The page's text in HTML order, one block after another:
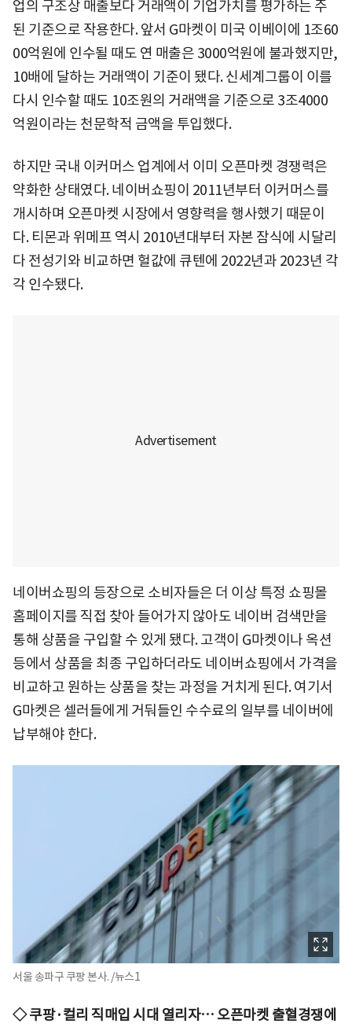
업의 구조상 매출보다 거래액이 기업가치를 평가하는 주
된 기준으로 작용한다. 앞서 G마켓이 미국 이베이에 1조60
00억원에 인수될 때도 연 매출은 3000억원에 불과했지만,
10배에 달하는 거래액이 기준이 됐다. 신세계그룹이 이를
다시 인수할 때도 10조원의 거래액을 기준으로 3조4000
억원이라는 천문학적 금액을 투입했다.
하지만 국내 이커머스 업계에서 이미 오픈마켓 경쟁력은
약화한 상태였다. 네이버쇼핑이 2011년부터 이커머스를
개시하며 오픈마켓 시장에서 영향력을 행사했기 때문이
다. 티몬과 위메프 역시 2010년대부터 자본 잠식에 시달리
다 전성기와 비교하면 헐값에 큐텐에 2022년과 2023년 각
각 인수됐다.
네이버쇼핑의 등장으로 소비자들은 더 이상 특정 쇼핑몰
홈페이지를 직접 찾아 들어가지 않아도 네이버 검색만을
통해 상품을 구입할 수 있게 됐다. 고객이 G마켓이나 옥션
등에서 상품을 최종 구입하더라도 네이버쇼핑에서 가격을
비교하고 원하는 상품을 찾는 과정을 거치게 된다. 여기서
G마켓은 셀러들에게 거둬들인 수수료의 일부를 네이버에
납부해야 한다.
서울 송파구 쿠팡 본사. /뉴스1
◇ 쿠팡·컬리 직매입 시대 열리자… 오픈마켓 출혈경쟁에